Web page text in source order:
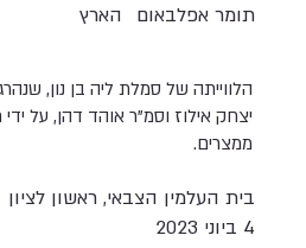
הארץ
תומר אפלבאום
הלווייתה של סמלת ליה בן נון,
יצחק אילוז וסמ"ר אוהד דהן, על
ממצרים.
בית העלמין הצבאי, ראשון לציון
4 ביוני 2023